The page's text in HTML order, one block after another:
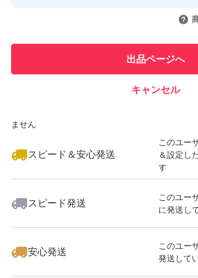
引を完了
での取引
ません
スピード＆安心発送
このユー
＆設定し
す
スピード発送
このユー
に発送し
安心発送
このユー
発送して
出品ページへ
キャンセル